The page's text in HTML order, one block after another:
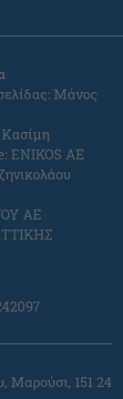
Μάνος
Κασίμη
ENIKOS AE
ΑΕ
Μαρούσι, 151 24